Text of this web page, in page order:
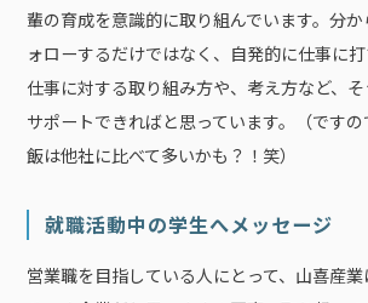
輩の育成を意識的に取り組んでいます。分
ォローするだけではなく、自発的に仕事に打
仕事に対する取り組み方や、考え方など、
サポートできればと思っています。（です
飯は他社に比べて多いかも？！笑）
就職活動中の学生へメッセージ
営業職を目指している人にとって、山喜産